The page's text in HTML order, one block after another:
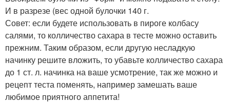
И в разрезе (вес одной булочки 140 г.
Совет: если будете использовать в пироге колбасу
салями, то колличество сахара в тесте можно оставить
прежним. Таким образом, если другую несладкую
начинку решите вложить, то убавьте колличество сахара
до 1 ст. л. начинка на ваше усмотрение, так же можно и
рецепт теста поменять, например замешать ваше
любимое приятного аппетита!